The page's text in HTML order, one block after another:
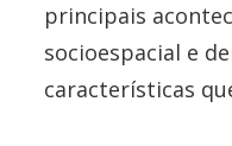
principais
socioespacial e
características